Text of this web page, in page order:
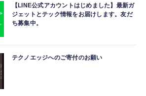
【LINE公式アカウントはじめました】最新ガ
ジェットとテック情報をお届けします。友だ
ち募集中。
テクノエッジへのご寄付のお願い